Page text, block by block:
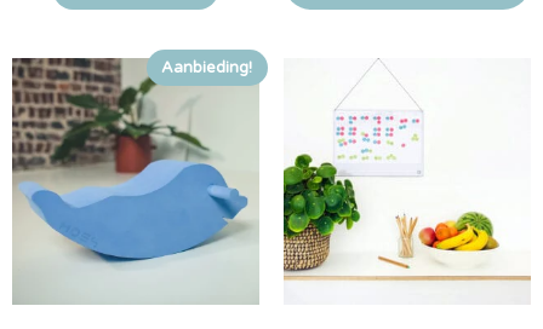
Aanbieding!